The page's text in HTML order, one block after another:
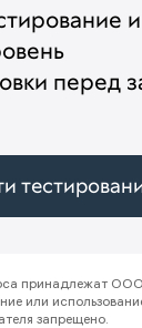
и
перед
принадлежат
или
запрещено.